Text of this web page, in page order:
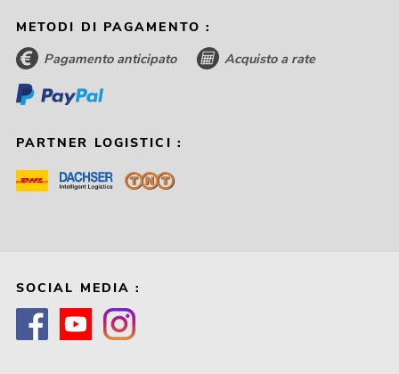
METODI DI PAGAMENTO :
Pagamento anticipato Acquisto a rate
PARTNER LOGISTICI :
SOCIAL MEDIA :